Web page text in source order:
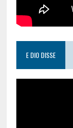
E DIO DISSE